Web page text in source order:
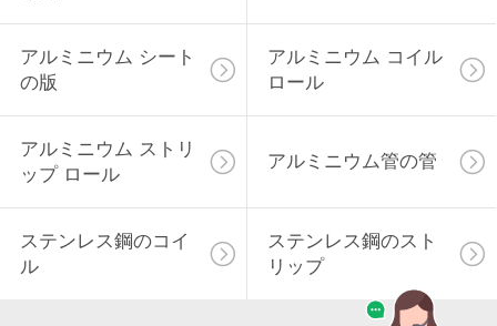
アルミニウム シート
の版
アルミニウム コイル
ロール
アルミニウム ストリ
ップ ロール
アルミニウム管の管
ステンレス鋼のコイ
ル
ステンレス鋼のスト
リップ